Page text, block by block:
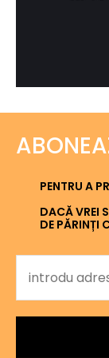
PENTRU A
DACĂ VREI
DE PĂRINȚI